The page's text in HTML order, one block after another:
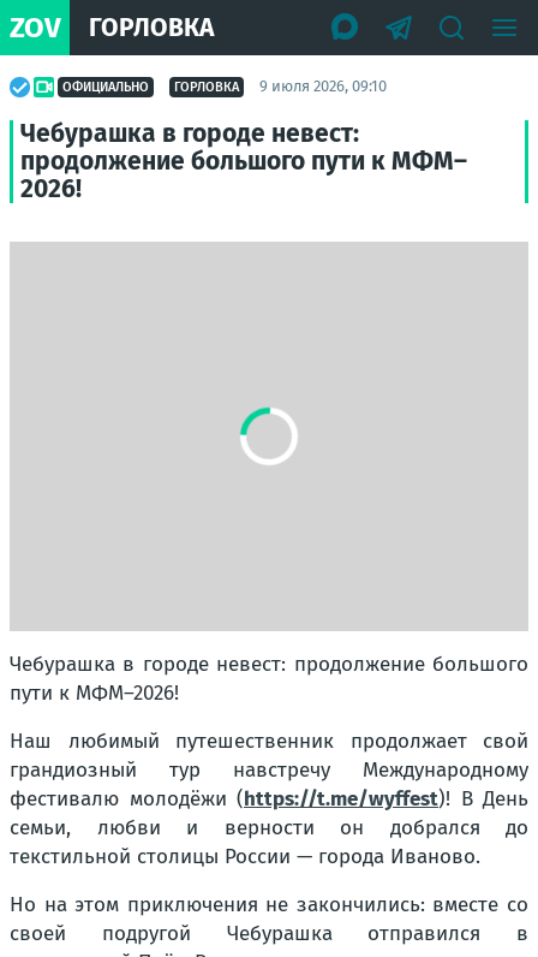
ZOV ГОРЛОВКА
ОФИЦИАЛЬНО ГОРЛОВКА 9 июля 2026, 09:10
Чебурашка в городе невест:
продолжение большого пути к МФМ–
2026!
Чебурашка в городе невест: продолжение большого
пути к МФМ–2026!
Наш любимый путешественник продолжает свой
грандиозный тур навстречу Международному
фестивалю молодёжи (https://t.me/wyffest)! В День
семьи, любви и верности он добрался до
текстильной столицы России — города Иваново.
Но на этом приключения не закончились: вместе со
своей подругой Чебурашка отправился в